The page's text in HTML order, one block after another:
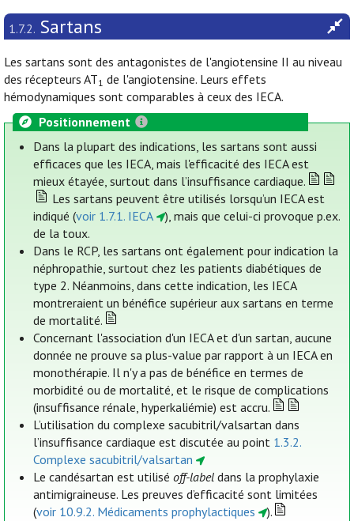
1.7.2. Sartans
Les sartans sont des antagonistes de l'angiotensine II au niveau
des récepteurs AT1 de l'angiotensine. Leurs effets
hémodynamiques sont comparables à ceux des IECA.
Positionnement
Dans la plupart des indications, les sartans sont aussi
efficaces que les IECA, mais l'efficacité des IECA est
mieux étayée, surtout dans l’insuffisance cardiaque.
Les sartans peuvent être utilisés lorsqu’un IECA est
indiqué (voir 1.7.1. IECA
), mais que celui-ci provoque p.ex.
de la toux.
Dans le RCP, les sartans ont également pour indication la
néphropathie, surtout chez les patients diabétiques de
type 2. Néanmoins, dans cette indication, les IECA
montreraient un bénéfice supérieur aux sartans en terme
de mortalité.
Concernant l'association d'un IECA et d'un sartan, aucune
donnée ne prouve sa plus-value par rapport à un IECA en
monothérapie. Il n'y a pas de bénéfice en termes de
morbidité ou de mortalité, et le risque de complications
(insuffisance rénale, hyperkaliémie) est accru.
L’utilisation du complexe sacubitril/valsartan dans
l’insuffisance cardiaque est discutée au point 1.3.2.
Complexe sacubitril/valsartan
Le candésartan est utiliséoff-label dans la prophylaxie
antimigraineuse. Les preuves d’efficacité sont limitées
(voir 10.9.2. Médicaments prophylactiques ).